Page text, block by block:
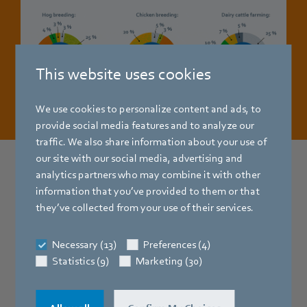
This website uses cookies
We use cookies to personalize content and ads, to
provide social media features and to analyze our
traffic. We also share information about your use of
our site with our social media, advertising and
analytics partners who may combine it with other
information that you’ve provided to them or that
they’ve collected from your use of their services.
Necessary (13)
Preferences (4)
Statistics (9)
Marketing (30)
Aperçu des principaux avantages des
ventilateurs EC d’ebm‑papst :
Grande robustesse
grâce à une protection
anticorrosion de grande qualité de toutes les parties